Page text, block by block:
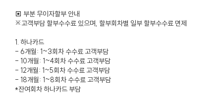
▣ 부분 무이자할부 안내
※고객부담 할부수수료 있으며, 할부회차별 일부 할부수수료 면제
1. 하나카드
- 6개월: 1~3회차 수수료 고객부담
- 10개월: 1~4회차 수수료 고객부담
- 12개월: 1~5회차 수수료 고객부담
- 18개월: 1~8회차 수수료 고객부담
*잔여회차 하나카드 부담